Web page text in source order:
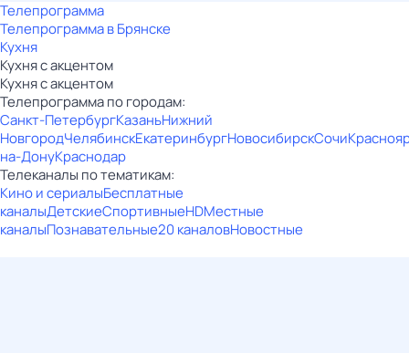
Телепрограмма
Телепрограмма в Брянске
Кухня
Кухня с акцентом
Кухня с акцентом
Телепрограмма по городам:
Санкт-ПетербургКазаньНижний
НовгородЧелябинскЕкатеринбургНовосибирскСочи
на-ДонуКраснодар
Телеканалы по тематикам:
Кино и сериалыБесплатные
каналыДетскиеСпортивныеHDМестные
каналыПознавательные20 каналовНовостные